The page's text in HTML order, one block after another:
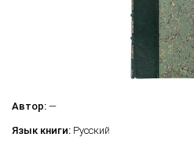
Автор: —
Язык книги: Русский